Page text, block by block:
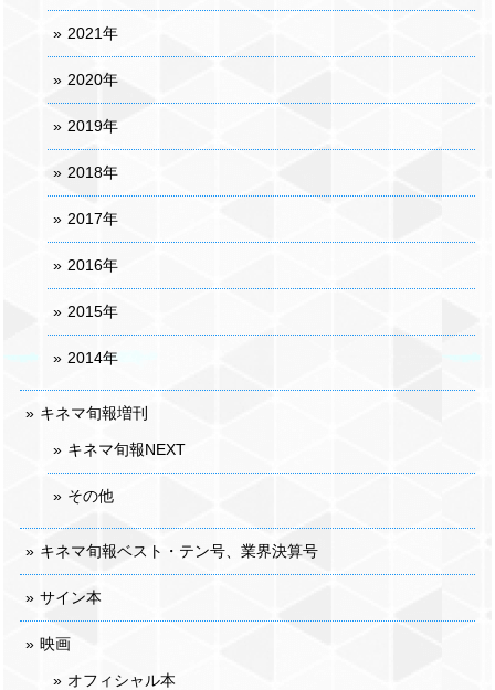
2021年
2020年
2019年
2018年
2017年
2016年
2015年
2014年
キネマ旬報増刊
キネマ旬報NEXT
その他
キネマ旬報ベスト・テン号、業界決算号
サイン本
映画
オフィシャル本